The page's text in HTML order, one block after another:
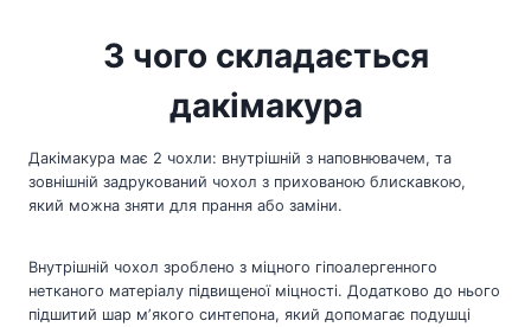
З чого складається
дакімакура
Дакімакура має 2 чохли: внутрішній з наповнювачем, та
зовнішній задрукований чохол з прихованою блискавкою,
який можна зняти для прання або заміни.
Внутрішній чохол зроблено з міцного гіпоалергенного
нетканого матеріалу підвищеної міцності. Додатково до нього
підшитий шар мʼякого синтепона, який допомагає подушці